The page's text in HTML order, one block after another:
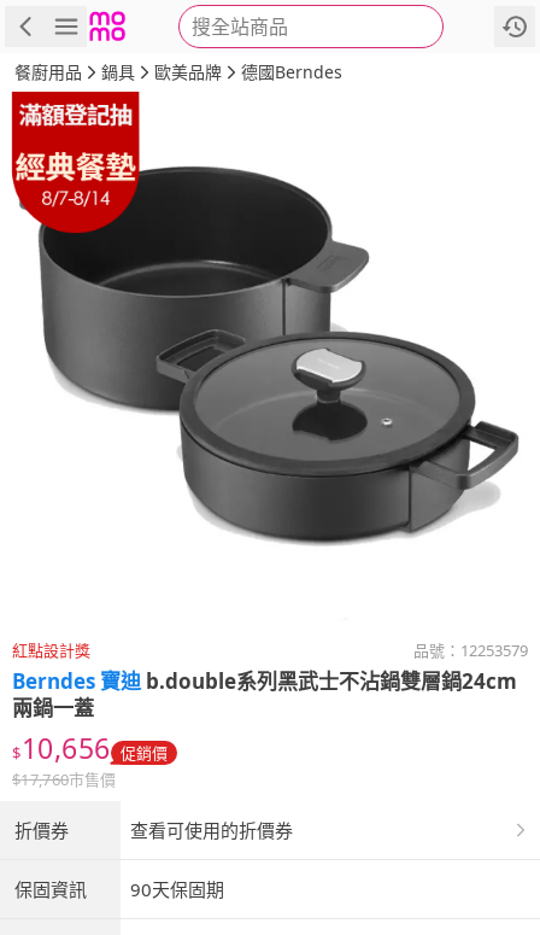
搜全站商品
商品 評價 詳情
餐廚用品 鍋具 歐美品牌 德國Berndes
紅點設計獎 品號： 12253579
Berndes 寶迪 b.double系列黑武士不沾鍋雙層鍋24cm
兩鍋一蓋
$10,656 促銷價
$17,760市售價
折價券 查看可使用的折價券
保固資訊 90天保固期